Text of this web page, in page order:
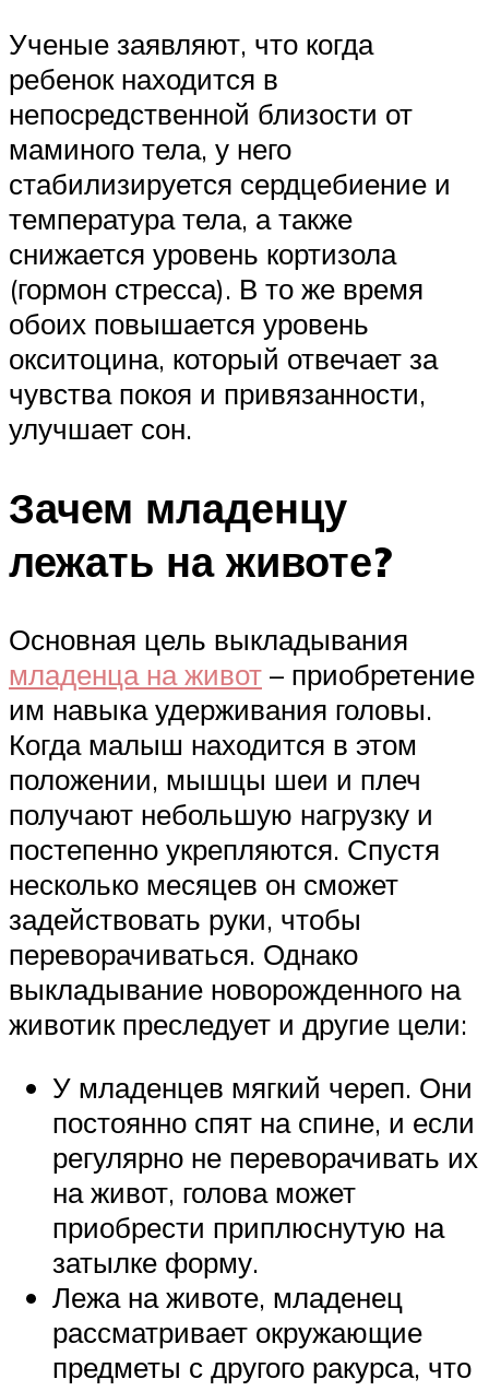
Ученые заявляют, что когда
ребенок находится в
непосредственной близости от
маминого тела, у него
стабилизируется сердцебиение и
температура тела, а также
снижается уровень кортизола
(гормон стресса). В то же время
обоих повышается уровень
окситоцина, который отвечает за
чувства покоя и привязанности,
улучшает сон.
Зачем младенцу
лежать на животе?
Основная цель выкладывания
младенца на живот – приобретение
им навыка удерживания головы.
Когда малыш находится в этом
положении, мышцы шеи и плеч
получают небольшую нагрузку и
постепенно укрепляются. Спустя
несколько месяцев он сможет
задействовать руки, чтобы
переворачиваться. Однако
выкладывание новорожденного на
животик преследует и другие цели:
У младенцев мягкий череп. Они
постоянно спят на спине, и если
регулярно не переворачивать их
на живот, голова может
приобрести приплюснутую на
затылке форму.
Лежа на животе, младенец
рассматривает окружающие
предметы с другого ракурса, что